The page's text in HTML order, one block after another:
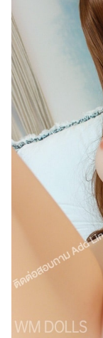
สั่งซื้อ
ะเงิน
ค้า